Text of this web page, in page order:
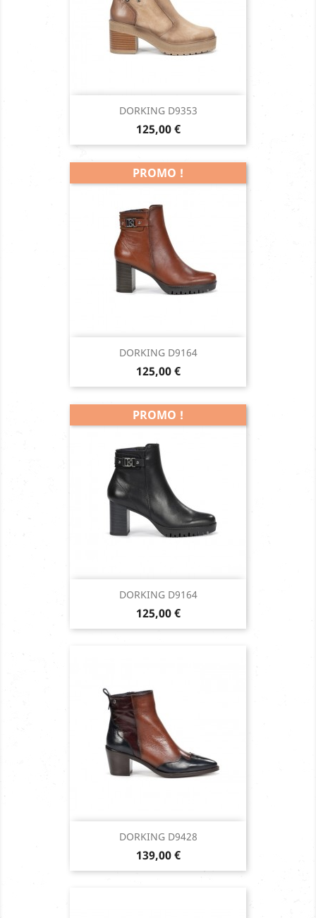
DORKING D9353
Prix
125,00 €
DORKING D9164
Prix
125,00 €
PROMO !
DORKING D9164
Prix
125,00 €
PROMO !
DORKING D9428
Prix
139,00 €